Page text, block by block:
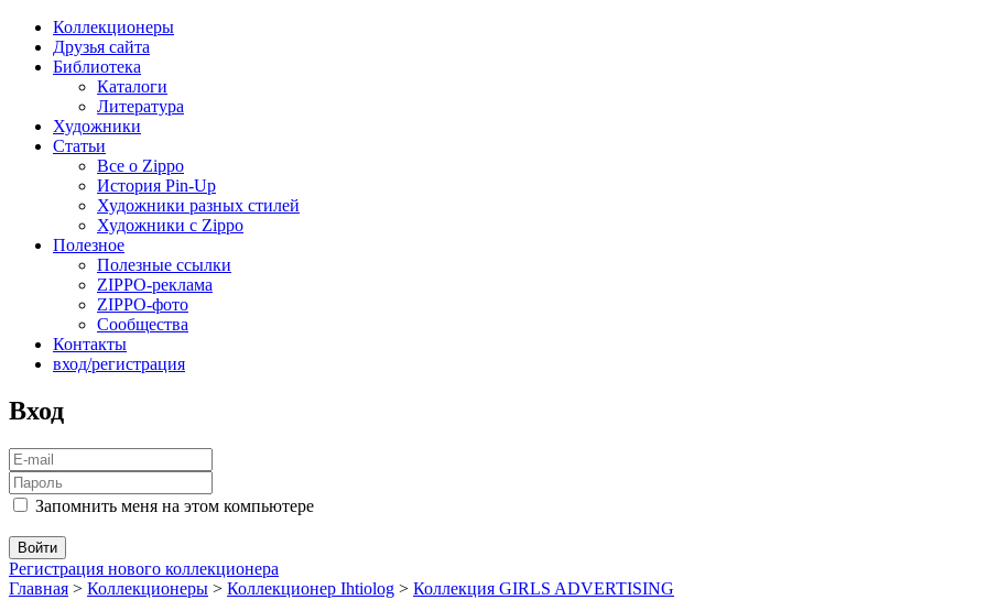
Коллекционеры
Друзья сайта
Библиотека
Каталоги
Литература
Художники
Статьи
Все о Zippo
История Pin-Up
Художники разных стилей
Художники с Zippo
Полезное
Полезные ссылки
ZIPPO-реклама
ZIPPO-фото
Сообщества
Контакты
вход/регистрация
Вход
Запомнить меня на этом компьютере
Регистрация нового коллекционера
Главная > Коллекционеры > Коллекционер Ihtiolog > Коллекция GIRLS ADVERTISING